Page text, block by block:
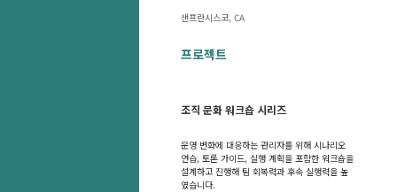
샌프란시스코, CA
프로젝트
조직 문화 워크숍 시리즈
운영 변화에 대응하는 관리자를 위해 시나리오
연습, 토론 가이드, 실행 계획을 포함한 워크숍을
설계하고 진행해 팀 회복력과 후속 실행력을 높
였습니다.